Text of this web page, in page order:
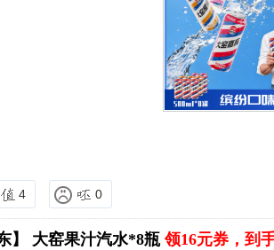
4 0
】 大窑果汁汽水*8瓶领16元券，到